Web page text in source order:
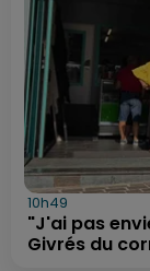
10h49
"J'ai pas
Givrés du